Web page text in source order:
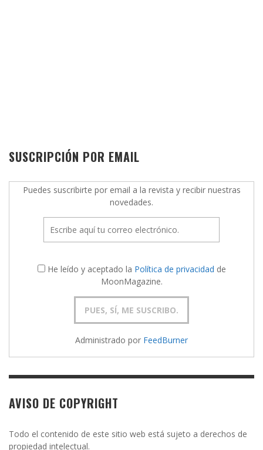
SUSCRIPCIÓN POR EMAIL
Puedes suscribirte por email a la revista y recibir nuestras
novedades.
He leído y aceptado la Política de privacidad de
MoonMagazine.
Administrado por FeedBurner
AVISO DE COPYRIGHT
Todo el contenido de este sitio web está sujeto a derechos de
propiedad intelectual.